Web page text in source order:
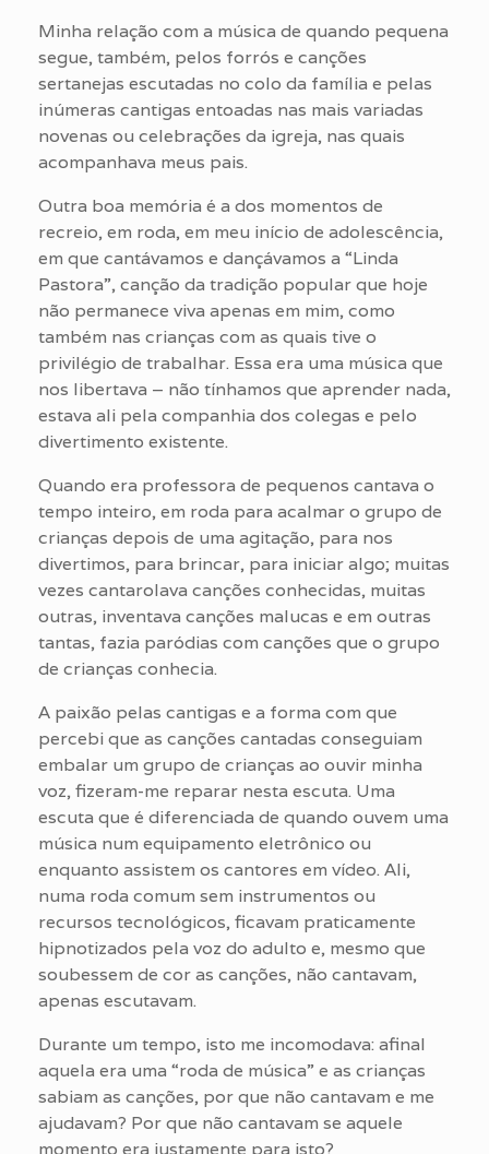
Minha relação com a música de quando pequena
segue, também, pelos forrós e canções
sertanejas escutadas no colo da família e pelas
inúmeras cantigas entoadas nas mais variadas
novenas ou celebrações da igreja, nas quais
acompanhava meus pais.
Outra boa memória é a dos momentos de
recreio, em roda, em meu início de adolescência,
em que cantávamos e dançávamos a “Linda
Pastora”, canção da tradição popular que hoje
não permanece viva apenas em mim, como
também nas crianças com as quais tive o
privilégio de trabalhar. Essa era uma música que
nos libertava – não tínhamos que aprender nada,
estava ali pela companhia dos colegas e pelo
divertimento existente.
Quando era professora de pequenos cantava o
tempo inteiro, em roda para acalmar o grupo de
crianças depois de uma agitação, para nos
divertimos, para brincar, para iniciar algo; muitas
vezes cantarolava canções conhecidas, muitas
outras, inventava canções malucas e em outras
tantas, fazia paródias com canções que o grupo
de crianças conhecia.
A paixão pelas cantigas e a forma com que
percebi que as canções cantadas conseguiam
embalar um grupo de crianças ao ouvir minha
voz, fizeram-me reparar nesta escuta. Uma
escuta que é diferenciada de quando ouvem uma
música num equipamento eletrônico ou
enquanto assistem os cantores em vídeo. Ali,
numa roda comum sem instrumentos ou
recursos tecnológicos, ficavam praticamente
hipnotizados pela voz do adulto e, mesmo que
soubessem de cor as canções, não cantavam,
apenas escutavam.
Durante um tempo, isto me incomodava: afinal
aquela era uma “roda de música” e as crianças
sabiam as canções, por que não cantavam e me
ajudavam? Por que não cantavam se aquele
momento era justamente para isto?